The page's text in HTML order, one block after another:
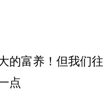
的富养！但我们往
点